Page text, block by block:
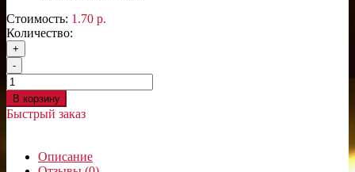
Стоимость: 1.70 р.
Количество:
+
-
В корзину
Быстрый заказ
Описание